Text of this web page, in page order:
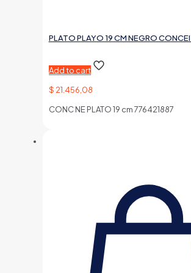
PLATO PLAYO 19 CM NEGRO
Add to cart
$ 21.456,08
CONC NE PLATO 19 cm 776421887